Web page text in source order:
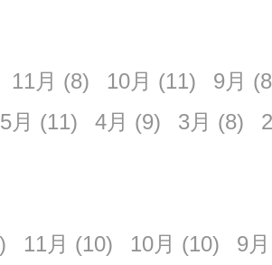
11月 (8) 10月 (11) 9月
5月 (11) 4月 (9) 3月 (8)
11月 (10) 10月 (10) 9月